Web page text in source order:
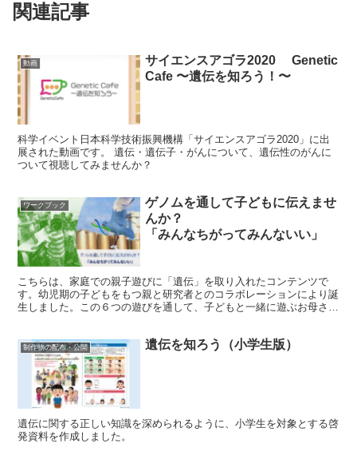
関連記事
動画
サイエンスアゴラ2020 Genetic
Cafe 〜遺伝を知ろう！〜
科学イベント日本科学技術振興機構「サイエンスアゴラ2020」に出
展された動画です。 遺伝・遺伝子・がんについて、遺伝性のがんに
ついて視聴してみませんか？
ワークブック
ゲノムを通して子どもに伝えませ
んか？
「みんなちがってみんないい」
こちらは、家庭での親子遊びに「遺伝」を取り入れたコンテンツで
す。幼児期の子どもをもつ親と研究者とのコラボレーションにより誕
生しました。この６つの遊びを通して、子どもと一緒に遊ぶお母さん
気分、肯定的自動思考
制作物の配布・公開 遺伝を知ろう（小学生版）
遺伝に関する正しい知識を深められるように、小学生を対象とする啓
発資料を作成しました。